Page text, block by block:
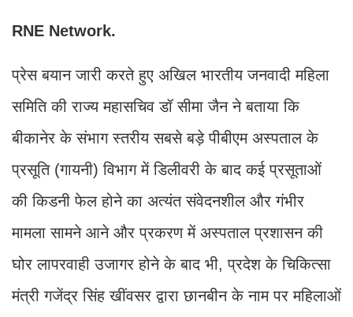
RNE Network.
प्रेस बयान जारी करते हुए अखिल भारतीय जनवादी महिला
समिति की राज्य महासचिव डॉ सीमा जैन ने बताया कि
बीकानेर के संभाग स्तरीय सबसे बड़े पीबीएम अस्पताल के
प्रसूति (गायनी) विभाग में डिलीवरी के बाद कई प्रसूताओं
की किडनी फेल होने का अत्यंत संवेदनशील और गंभीर
मामला सामने आने और प्रकरण में अस्पताल प्रशासन की
घोर लापरवाही उजागर होने के बाद भी, प्रदेश के चिकित्सा
मंत्री गजेंद्र सिंह खींवसर द्वारा छानबीन के नाम पर महिलाओं